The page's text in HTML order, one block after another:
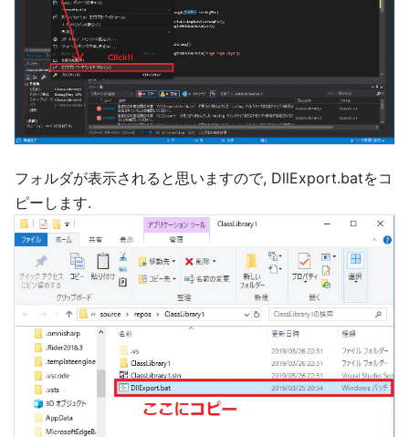
フォルダが表示されると思いますので, DllExport.batをコ
ピーします.